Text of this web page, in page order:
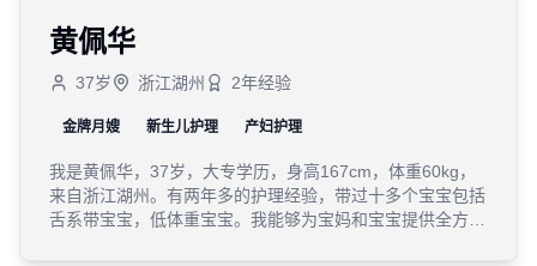
黄佩华
37岁 浙江湖州 2年经验
金牌月嫂 新生儿护理 产妇护理
我是黄佩华，37岁，大专学历，身高167cm，体重60kg，
来自浙江湖州。有两年多的护理经验，带过十多个宝宝包括
舌系带宝宝，低体重宝宝。我能够为宝妈和宝宝提供全方位